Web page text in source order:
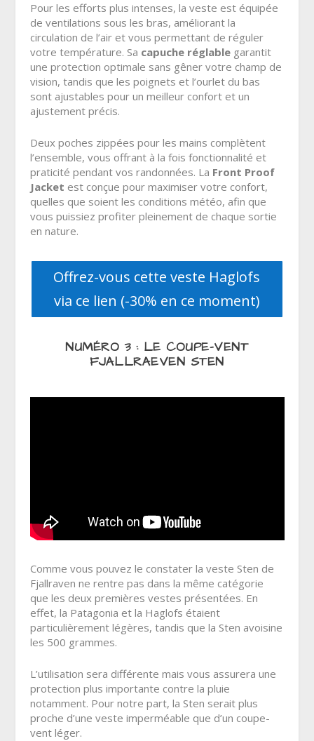
Pour les efforts plus intenses, la veste est équipée
de ventilations sous les bras, améliorant la
circulation de l’air et vous permettant de réguler
votre température. Sa capuche réglablegarantit
une protection optimale sans gêner votre champ de
vision, tandis que les poignets et l’ourlet du bas
sont ajustables pour un meilleur confort et un
ajustement précis.
Deux poches zippées pour les mains complètent
l’ensemble, vous offrant à la fois fonctionnalité et
praticité pendant vos randonnées. La Front Proof
Jacket est conçue pour maximiser votre confort,
quelles que soient les conditions météo, afin que
vous puissiez profiter pleinement de chaque sortie
en nature.
Offrez-vous cette veste Haglofs
via ce lien (-30% en ce moment)
NUMÉRO 3 : LE COUPE-VENT
FJALLRAEVEN STEN
Comme vous pouvez le constater la veste Sten de
Fjallraven ne rentre pas dans la même catégorie
que les deux premières vestes présentées. En
effet, la Patagonia et la Haglofs étaient
particulièrement légères, tandis que la Sten avoisine
les 500 grammes.
L’utilisation sera différente mais vous assurera une
protection plus importante contre la pluie
notamment. Pour notre part, la Sten serait plus
proche d’une veste imperméable que d’un coupe-
vent léger.